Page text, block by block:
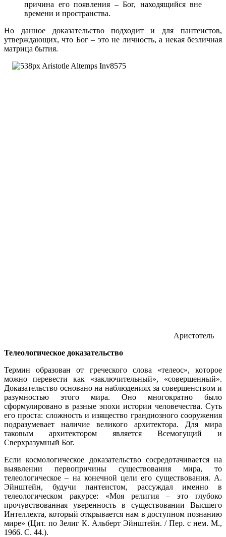
причина его появления – Бог, находящийся вне
времени и пространства.
Но данное доказательство подходит и для пантеистов,
утверждающих, что Бог – это не личность, а некая безличная
матрица бытия.
Аристотель
Телеологическое доказательство
Термин образован от греческого слова «телеос», которое
можно перевести как «заключительный», «совершенный».
Доказательство основано на наблюдениях за совершенством и
разумностью этого мира. Оно многократно было
сформулировано в разные эпохи истории человечества. Суть
его проста: сложность и изящество грандиозного сооружения
подразумевает наличие великого архитектора. Для мира
таковым архитектором является Всемогущий и
Сверхразумный Бог.
Если космологическое доказательство сосредотачивается на
выявлении первопричины существования мира, то
телеологическое – на конечной цели его существования. А.
Эйнштейн, будучи пантеистом, рассуждал именно в
телеологическом ракурсе: «Моя религия – это глубоко
прочувствованная уверенность в существовании Высшего
Интеллекта, который открывается нам в доступном познанию
мире» (Цит. по Зелиг К. Альберт Эйнштейн. / Пер. с нем. М.,
1966. С. 44.).